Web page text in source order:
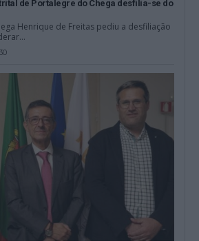
de Portalegre do Chega desfilia-se do
Henrique de Freitas pediu a desfiliação